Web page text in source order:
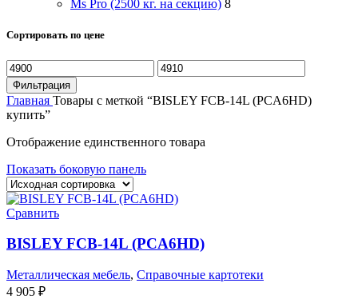
Ms Pro (2500 кг. на секцию) 8
Сортировать по цене
Минимальная
цена
Максимальная
цена
Фильтрация
Главная Товары с меткой “BISLEY FCB-14L (PCA6HD)
купить”
Отображение единственного товара
Показать боковую панель
Сравнить
BISLEY FCB-14L (PCA6HD)
Металлическая мебель, Справочные картотеки
4 905 ₽